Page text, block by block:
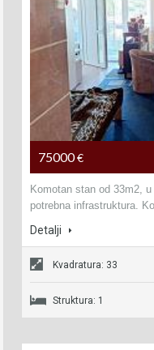
75000€
Komotan stan od 33m2,
potrebna infrastruktura.
Detalji
Kvadratura: 33
Struktura: 1